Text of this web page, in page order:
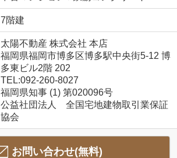
7階建
太陽不動産 株式会社 本店
福岡県福岡市博多区博多駅中央街5-12 博
多東ビル2階 202
TEL:092-260-8027
福岡県知事 (1) 第020096号
公益社団法人 全国宅地建物取引業保証
協会
お問い合わせ(無料)